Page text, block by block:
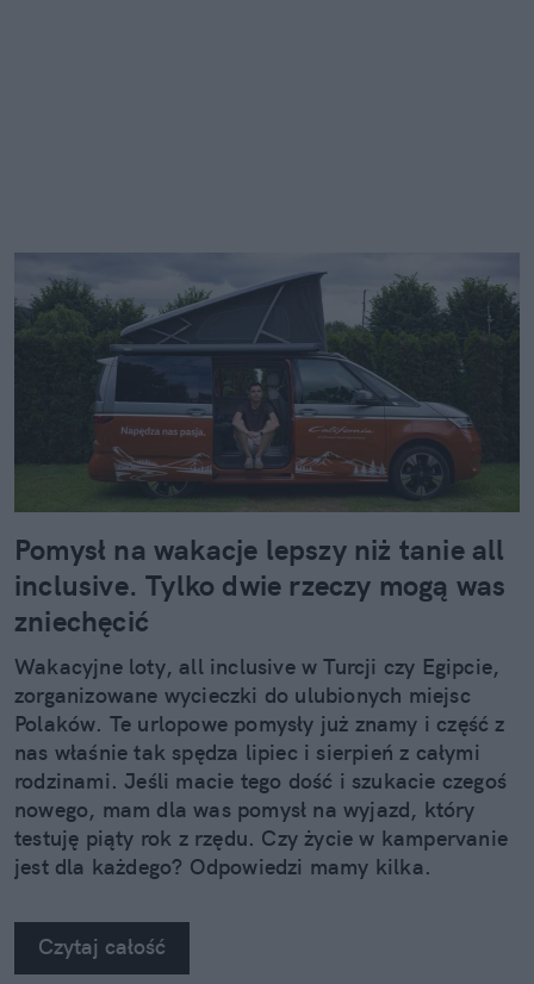
Pomysł na wakacje lepszy niż tanie all
inclusive. Tylko dwie rzeczy mogą was
zniechęcić
Wakacyjne loty, all inclusive w Turcji czy Egipcie,
zorganizowane wycieczki do ulubionych miejsc
Polaków. Te urlopowe pomysły już znamy i część z
nas właśnie tak spędza lipiec i sierpień z całymi
rodzinami. Jeśli macie tego dość i szukacie czegoś
nowego, mam dla was pomysł na wyjazd, który
testuję piąty rok z rzędu. Czy życie w kampervanie
jest dla każdego? Odpowiedzi mamy kilka.
Czytaj całość